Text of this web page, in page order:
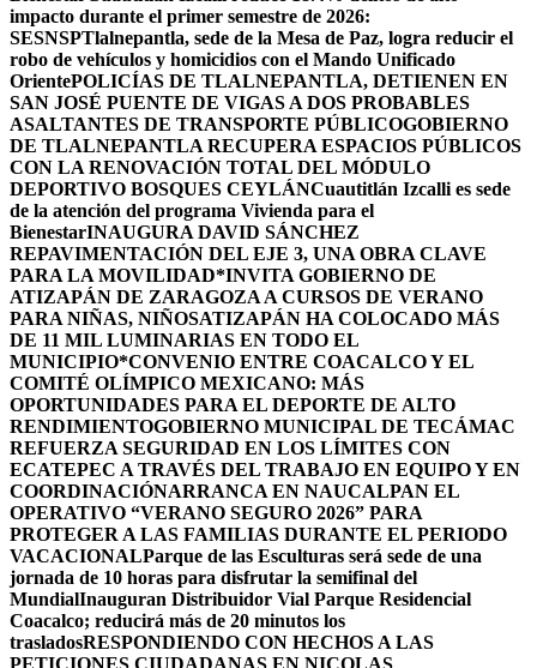
impacto durante el primer semestre de 2026:
SESNSPTlalnepantla, sede de la Mesa de Paz, logra reducir el
robo de vehículos y homicidios con el Mando Unificado
OrientePOLICÍAS DE TLALNEPANTLA, ​DETIENEN EN
SAN JOSÉ PUENTE DE VIGAS A DOS PROBABLES
ASALTANTES DE TRANSPORTE PÚBLICOGOBIERNO
DE TLALNEPANTLA RECUPERA ESPACIOS PÚBLICOS
CON LA RENOVACIÓN TOTAL DEL MÓDULO
DEPORTIVO BOSQUES CEYLÁNCuautitlán Izcalli es sede
de la atención del programa Vivienda para el
BienestarINAUGURA DAVID SÁNCHEZ
REPAVIMENTACIÓN DEL EJE 3, UNA OBRA CLAVE
PARA LA MOVILIDAD*INVITA GOBIERNO DE
ATIZAPÁN DE ZARAGOZA A CURSOS DE VERANO
PARA NIÑAS, NIÑOSATIZAPÁN HA COLOCADO MÁS
DE 11 MIL LUMINARIAS EN TODO EL
MUNICIPIO*CONVENIO ENTRE COACALCO Y EL
COMITÉ OLÍMPICO MEXICANO: MÁS
OPORTUNIDADES PARA EL DEPORTE DE ALTO
RENDIMIENTOGOBIERNO MUNICIPAL DE TECÁMAC
REFUERZA SEGURIDAD EN LOS LÍMITES CON
ECATEPEC A TRAVÉS DEL TRABAJO EN EQUIPO Y EN
COORDINACIÓNARRANCA EN NAUCALPAN EL
OPERATIVO “VERANO SEGURO 2026” PARA
PROTEGER A LAS FAMILIAS DURANTE EL PERIODO
VACACIONALParque de las Esculturas será sede de una
jornada de 10 horas para disfrutar la semifinal del
MundialInauguran Distribuidor Vial Parque Residencial
Coacalco; reducirá más de 20 minutos los
trasladosRESPONDIENDO CON HECHOS A LAS
PETICIONES CIUDADANAS EN NICOLAS